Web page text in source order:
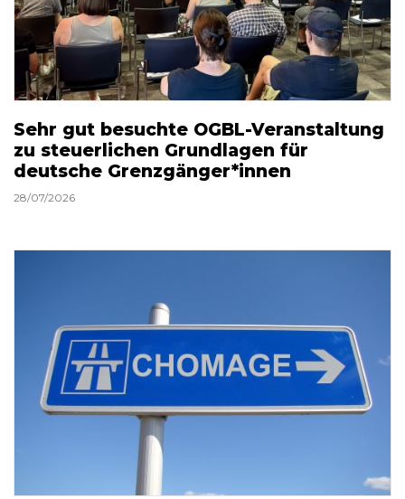
Sehr gut besuchte OGBL-Veranstaltung
zu steuerlichen Grundlagen für
deutsche Grenzgänger*innen
28/07/2026